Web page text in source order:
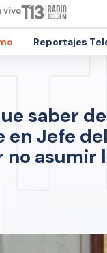
Reportajes
saber
en Jefe
no asumir